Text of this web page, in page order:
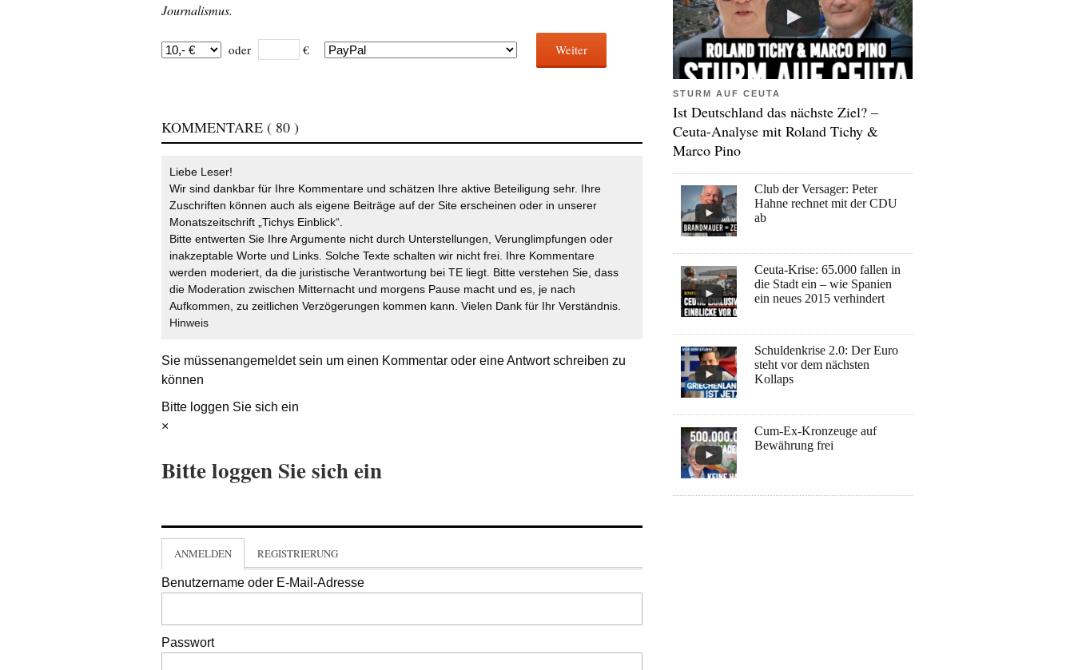
Journalismus.
oder € Weiter
KOMMENTARE ( 80 )
Liebe Leser!
Wir sind dankbar für Ihre Kommentare und schätzen Ihre aktive Beteiligung sehr. Ihre
Zuschriften können auch als eigene Beiträge auf der Site erscheinen oder in unserer
Monatszeitschrift „Tichys Einblick“.
Bitte entwerten Sie Ihre Argumente nicht durch Unterstellungen, Verunglimpfungen oder
inakzeptable Worte und Links. Solche Texte schalten wir nicht frei. Ihre Kommentare
werden moderiert, da die juristische Verantwortung bei TE liegt. Bitte verstehen Sie, dass
die Moderation zwischen Mitternacht und morgens Pause macht und es, je nach
Aufkommen, zu zeitlichen Verzögerungen kommen kann. Vielen Dank für Ihr Verständnis.
Hinweis
Sie müssenangemeldetsein um einen Kommentar oder eine Antwort schreiben zu
können
Bitte loggen Sie sich ein
×
Bitte loggen Sie sich ein
ANMELDEN REGISTRIERUNG
Benutzername oder E-Mail-Adresse
Passwort
STURM AUF CEUTA
Ist Deutschland das nächste Ziel? –
Ceuta-Analyse mit Roland Tichy &
Marco Pino
Club der Versager: Peter
Hahne rechnet mit der CDU
ab
Ceuta-Krise: 65.000 fallen in
die Stadt ein – wie Spanien
ein neues 2015 verhindert
Schuldenkrise 2.0: Der Euro
steht vor dem nächsten
Kollaps
Cum-Ex-Kronzeuge auf
Bewährung frei